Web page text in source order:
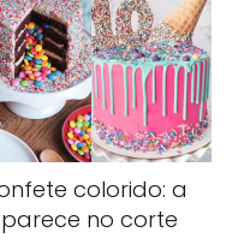
colorido: a
no corte